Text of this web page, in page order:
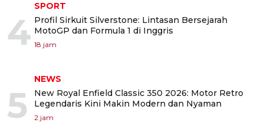
4
SPORT
Profil Sirkuit Silverstone: Lintasan Bersejarah
MotoGP dan Formula 1 di Inggris
18 jam
5
NEWS
New Royal Enfield Classic 350 2026: Motor Retro
Legendaris Kini Makin Modern dan Nyaman
2 jam